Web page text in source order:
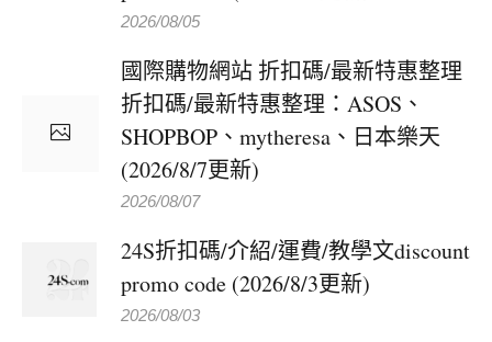
2026/08/05
國際購物網站 折扣碼/最新特惠整理
折扣碼/最新特惠整理：ASOS、
SHOPBOP、mytheresa、日本樂天
(2026/8/7更新)
2026/08/07
24S折扣碼/介紹/運費/教學文discount
promo code (2026/8/3更新)
2026/08/03